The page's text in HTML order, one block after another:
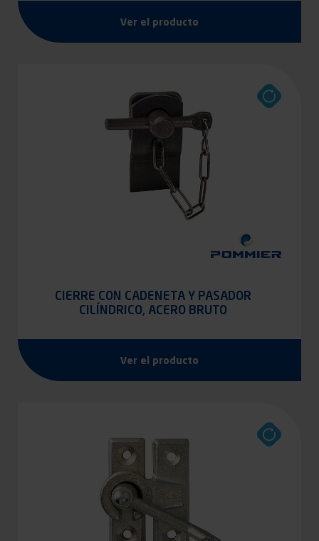
Ver el producto
CIERRE CON CADENETA Y PASADOR
CILÍNDRICO, ACERO BRUTO
Ver el producto